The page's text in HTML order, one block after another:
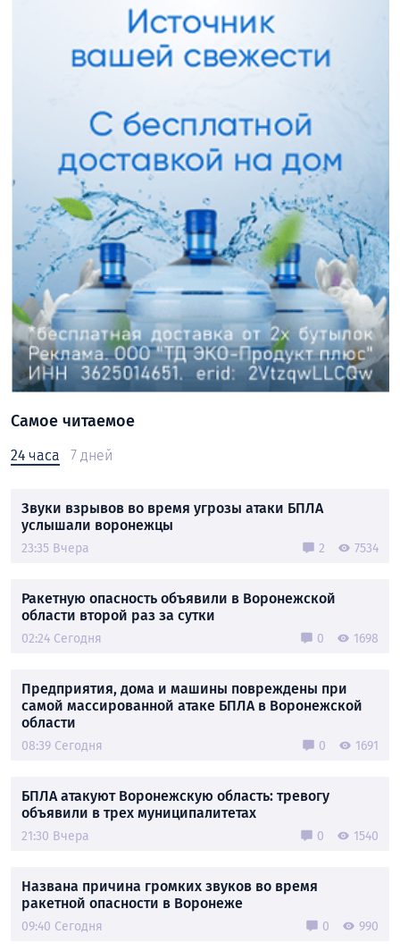
Самое читаемое
24 часа 7 дней
Звуки взрывов во время угрозы атаки БПЛА
услышали воронежцы
23:35 Вчера 2 7534
Ракетную опасность объявили в Воронежской
области второй раз за сутки
02:24 Сегодня 0 1698
Предприятия, дома и машины повреждены при
самой массированной атаке БПЛА в Воронежской
области
08:39 Сегодня 0 1691
БПЛА атакуют Воронежскую область: тревогу
объявили в трех муниципалитетах
21:30 Вчера 0 1540
Названа причина громких звуков во время
ракетной опасности в Воронеже
09:40 Сегодня 0 990